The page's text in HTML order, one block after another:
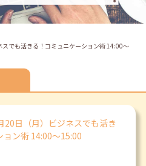
スでも活きる！コミュニケーション術 14:00～
20日（月）ビジネスでも活き
ン術 14:00～15:00